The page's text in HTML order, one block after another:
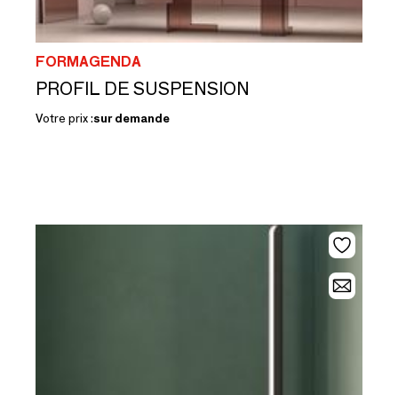
FORMAGENDA
PROFIL DE SUSPENSION
Votre prix :sur demande